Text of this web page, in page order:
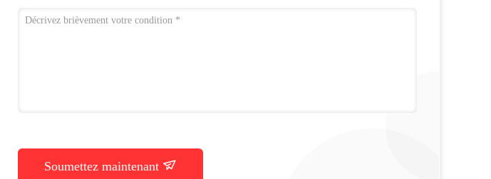
Soumettez maintenant